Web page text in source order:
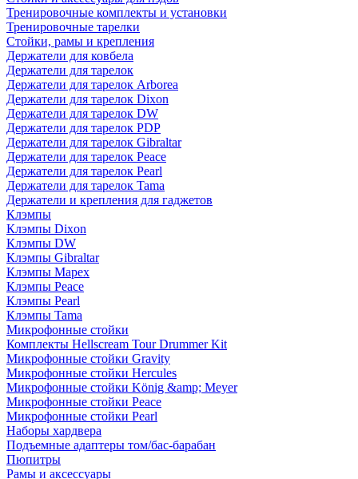
Тренировочные комплекты и установки
Тренировочные тарелки
Стойки, рамы и крепления
Держатели для ковбела
Держатели для тарелок
Держатели для тарелок Arborea
Держатели для тарелок Dixon
Держатели для тарелок DW
Держатели для тарелок PDP
Держатели для тарелок Gibraltar
Держатели для тарелок Peace
Держатели для тарелок Pearl
Держатели для тарелок Tama
Держатели и крепления для гаджетов
Клэмпы
Клэмпы Dixon
Клэмпы DW
Клэмпы Gibraltar
Клэмпы Mapex
Клэмпы Peace
Клэмпы Pearl
Клэмпы Tama
Микрофонные стойки
Комплекты Hellscream Tour Drummer Kit
Микрофонные стойки Gravity
Микрофонные стойки Hercules
Микрофонные стойки König &amp; Meyer
Микрофонные стойки Peace
Микрофонные стойки Pearl
Наборы хардвера
Подъемные адаптеры том/бас-барабан
Пюпитры
Рамы и аксессуары